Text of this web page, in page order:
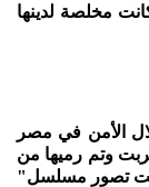
مخلصة لدينها
الأمن في مصر
وتم رميها من
تصور مسلسل"